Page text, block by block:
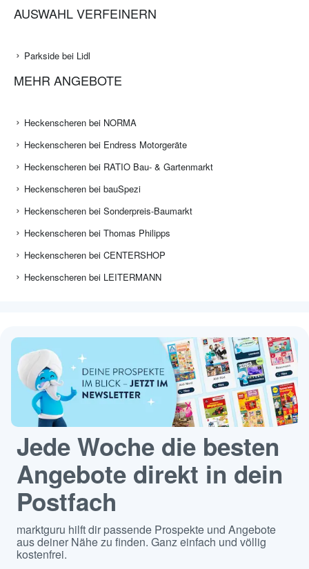
AUSWAHL VERFEINERN
Parkside bei Lidl
MEHR ANGEBOTE
Heckenscheren bei NORMA
Heckenscheren bei Endress Motorgeräte
Heckenscheren bei RATIO Bau- & Gartenmarkt
Heckenscheren bei bauSpezi
Heckenscheren bei Sonderpreis-Baumarkt
Heckenscheren bei Thomas Philipps
Heckenscheren bei CENTERSHOP
Heckenscheren bei LEITERMANN
Jede Woche die besten
Angebote direkt in dein
Postfach
marktguru hilft dir passende Prospekte und Angebote
aus deiner Nähe zu finden. Ganz einfach und völlig
kostenfrei.